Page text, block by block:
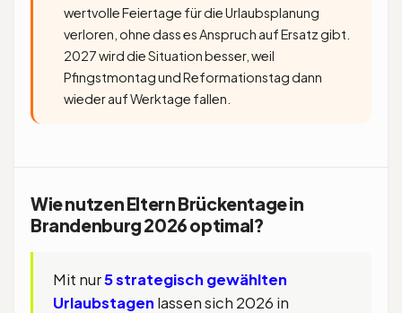
wertvolle Feiertage für die Urlaubsplanung
verloren, ohne dass es Anspruch auf Ersatz gibt.
2027 wird die Situation besser, weil
Pfingstmontag und Reformationstag dann
wieder auf Werktage fallen.
Wie nutzen Eltern Brückentage in
Brandenburg 2026 optimal?
Mit nur5 strategisch gewählten
Urlaubstagen lassen sich 2026 in